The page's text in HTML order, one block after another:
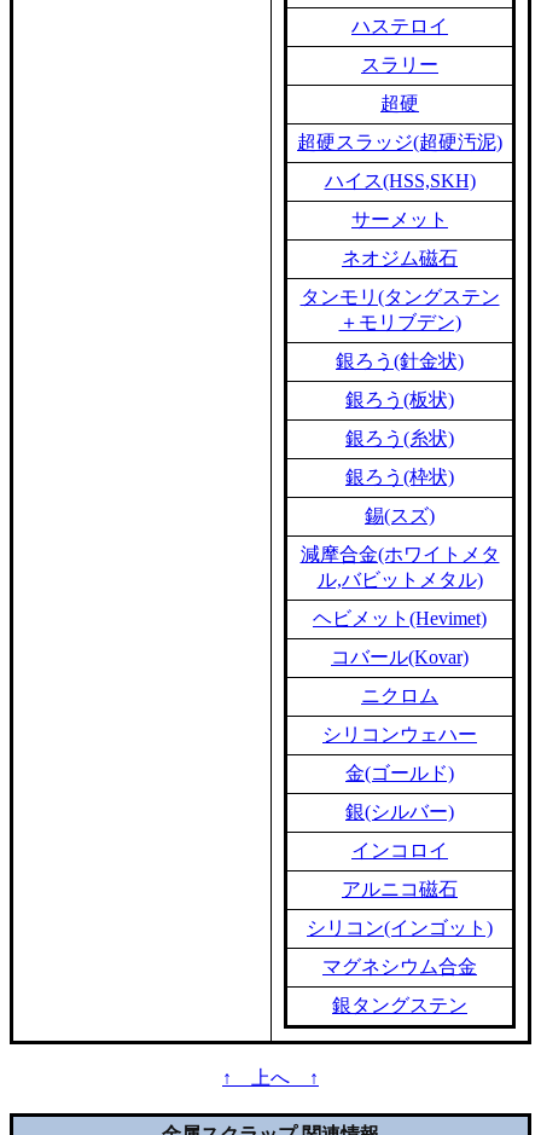
ハステロイ
スラリー
超硬
超硬スラッジ(超硬汚泥)
ハイス(HSS,SKH)
サーメット
ネオジム磁石
タンモリ(タングステン
＋モリブデン)
銀ろう(針金状)
銀ろう(板状)
銀ろう(糸状)
銀ろう(枠状)
錫(スズ)
減摩合金(ホワイトメタ
ル,バビットメタル)
ヘビメット(Hevimet)
コバール(Kovar)
ニクロム
シリコンウェハー
金(ゴールド)
銀(シルバー)
インコロイ
アルニコ磁石
シリコン(インゴット)
マグネシウム合金
銀タングステン
↑ 上へ ↑